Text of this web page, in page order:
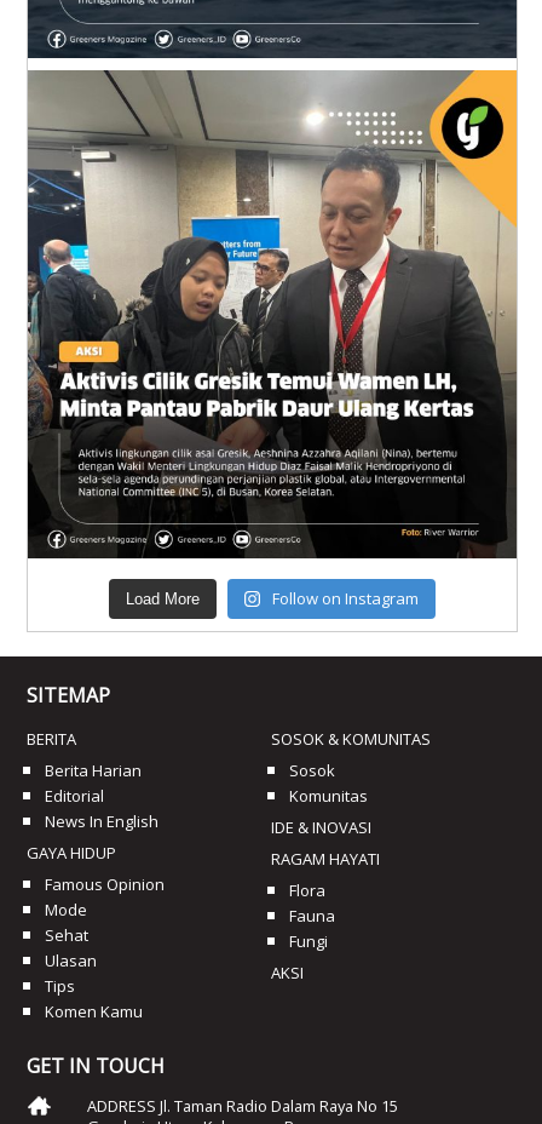
Load More Follow on Instagram
SITEMAP
BERITA
Berita Harian
Editorial
News In English
GAYA HIDUP
Famous Opinion
Mode
Sehat
Ulasan
Tips
Komen Kamu
SOSOK & KOMUNITAS
Sosok
Komunitas
IDE & INOVASI
RAGAM HAYATI
Flora
Fauna
Fungi
AKSI
GET IN TOUCH
ADDRESS Jl. Taman Radio Dalam Raya No 15